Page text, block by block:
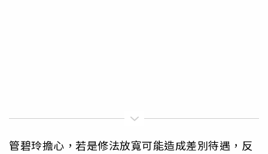
管碧玲擔心，若是修法放寬可能造成差別待遇，反